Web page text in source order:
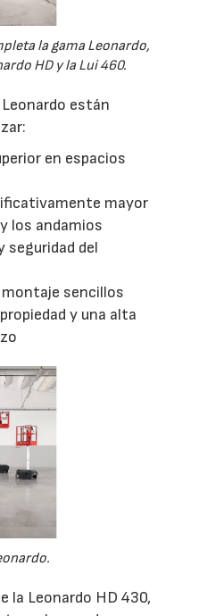
la gama Leonardo,
HD y la Lui 460.
están
en espacios
mayor
los andamios
seguridad del
sencillos
y una alta
la Leonardo HD 430,